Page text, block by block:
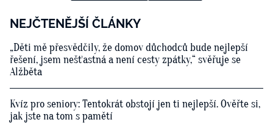
NEJČTENĚJŠÍ ČLÁNKY
„Děti mě přesvědčily, že domov důchodců bude nejlepší
řešení, jsem nešťastná a není cesty zpátky,“ svěřuje se
Alžběta
Kvíz pro seniory: Tentokrát obstojí jen ti nejlepší. Ověřte si,
jak jste na tom s pamětí